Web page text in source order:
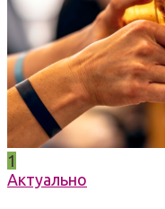
1
Актуально